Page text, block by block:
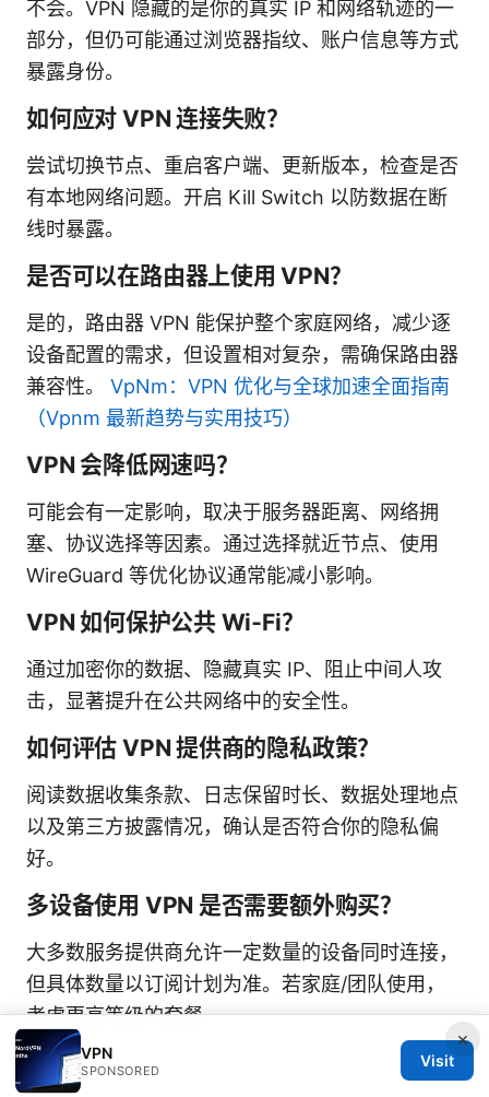
不会。VPN 隐藏的是你的真实 IP 和网络轨迹的一
部分，但仍可能通过浏览器指纹、账户信息等方式
暴露身份。
如何应对 VPN 连接失败？
尝试切换节点、重启客户端、更新版本，检查是否
有本地网络问题。开启 Kill Switch 以防数据在断
线时暴露。
是否可以在路由器上使用 VPN？
是的，路由器 VPN 能保护整个家庭网络，减少逐
设备配置的需求，但设置相对复杂，需确保路由器
兼容性。 VpNm：VPN 优化与全球加速全面指南
（Vpnm 最新趋势与实用技巧）
VPN 会降低网速吗？
可能会有一定影响，取决于服务器距离、网络拥
塞、协议选择等因素。通过选择就近节点、使用
WireGuard 等优化协议通常能减小影响。
VPN 如何保护公共 Wi‑Fi？
通过加密你的数据、隐藏真实 IP、阻止中间人攻
击，显著提升在公共网络中的安全性。
如何评估 VPN 提供商的隐私政策？
阅读数据收集条款、日志保留时长、数据处理地点
以及第三方披露情况，确认是否符合你的隐私偏
好。
多设备使用 VPN 是否需要额外购买？
大多数服务提供商允许一定数量的设备同时连接，
但具体数量以订阅计划为准。若家庭/团队使用，
考虑更高等级的套餐。
Sources:
×
VPN
SPONSORED
Visit